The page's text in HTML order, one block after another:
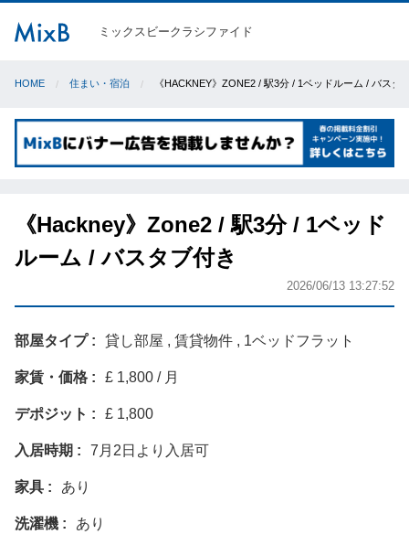
ミックスビークラシファイド
HOME 住まい・宿泊 《HACKNEY》ZONE2 / 駅3分 / 1ベッドルーム / バスタ
《Hackney》Zone2 / 駅3分 / 1ベッド
ルーム / バスタブ付き
2026/06/13 13:27:52
部屋タイプ 貸し部屋 , 賃貸物件 , 1ベッドフラット
家賃・価格 £ 1,800 / 月
デポジット £ 1,800
入居時期 7月2日より入居可
家具 あり
洗濯機 あり